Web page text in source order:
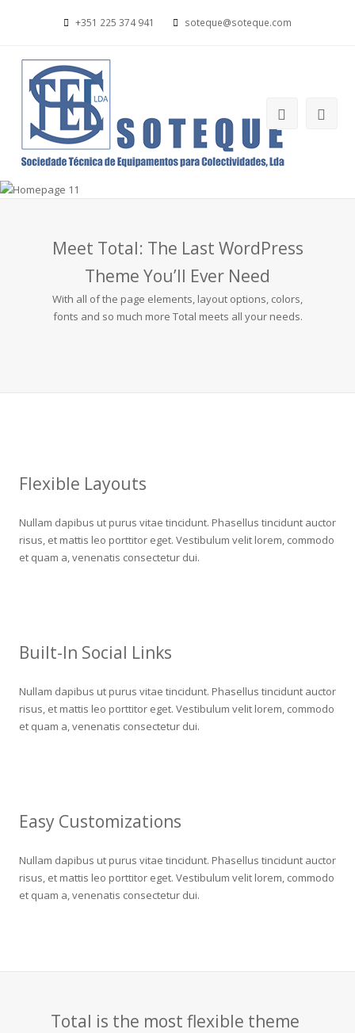
+351 225 374 941 soteque@soteque.com
Meet Total: The Last WordPress
Theme You’ll Ever Need
With all of the page elements, layout options, colors,
fonts and so much more Total meets all your needs.
Flexible Layouts
Nullam dapibus ut purus vitae tincidunt. Phasellus tincidunt auctor
risus, et mattis leo porttitor eget. Vestibulum velit lorem, commodo
et quam a, venenatis consectetur dui.
Built-In Social Links
Nullam dapibus ut purus vitae tincidunt. Phasellus tincidunt auctor
risus, et mattis leo porttitor eget. Vestibulum velit lorem, commodo
et quam a, venenatis consectetur dui.
Easy Customizations
Nullam dapibus ut purus vitae tincidunt. Phasellus tincidunt auctor
risus, et mattis leo porttitor eget. Vestibulum velit lorem, commodo
et quam a, venenatis consectetur dui.
Total is the most flexible theme